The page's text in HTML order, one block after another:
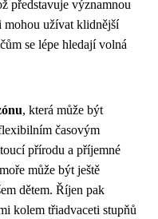
představuje významnou
mohou užívat klidnější
se lépe hledají volná
, která může být
časovým
přírodu a příjemné
může být ještě
dětem. Říjen pak
kolem třiadvaceti stupňů